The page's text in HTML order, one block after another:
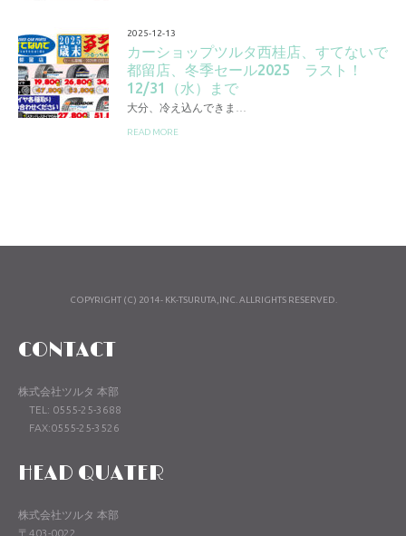
2025-12-13
カーショップツルタ西桂店、すてないで
都留店、冬季セール2025 ラスト！
12/31（水）まで
大分、冷え込んできま…
READ MORE
COPYRIGHT (C) 2014- KK-TSURUTA,INC. ALLRIGHTS RESERVED.
CONTACT
株式会社ツルタ 本部
TEL: 0555-25-3688
FAX:0555-25-3526
HEAD QUATER
株式会社ツルタ 本部
〒403-0022